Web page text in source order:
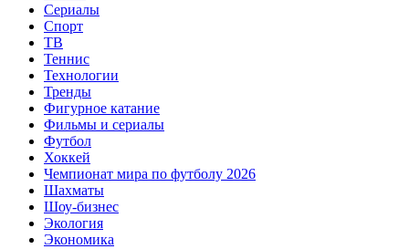
Сериалы
Спорт
ТВ
Теннис
Технологии
Тренды
Фигурное катание
Фильмы и сериалы
Футбол
Хоккей
Чемпионат мира по футболу 2026
Шахматы
Шоу-бизнес
Экология
Экономика